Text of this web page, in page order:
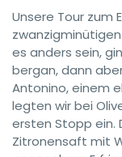
Unsere Tour zum
es anders sein,
bergan, dann
Antonino, einem
legten wir bei
ersten Stopp ein.
Zitronensaft mit